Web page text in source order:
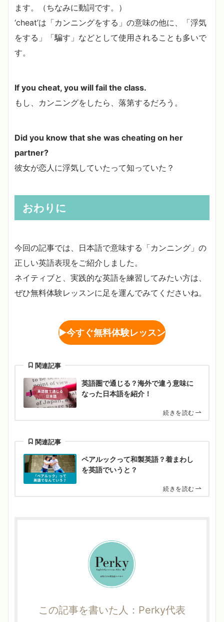
ます。（ちなみに動詞です。）
‘cheat’は「カンニングをする」の意味の他に、「浮気
をする」「騙す」などとして使用されることも多いで
す。
If you cheat, you will fail the class.
もし、カンニングをしたら、落第するだろう。
Did you know that she was cheating on her
partner?
彼女が恋人に浮気していたって知っていた？
おわりに
今回の記事では、日本語で意味する「カンニング」の
正しい英語表現をご紹介しました。
ネイティブと、実践的な英語を練習してみたい方は、
ぜひ無料体験レッスンに足を運んでみてくださいね。
▶︎今すぐ無料体験レッスン
関連記事
英語圏で通じる？海外で違う意味に
なった日本語を紹介！
続きを読む
関連記事
ペアルックって和製英語？着まわし
を英語でいうと？
続きを読む
この記事を書いた人：Perky代表